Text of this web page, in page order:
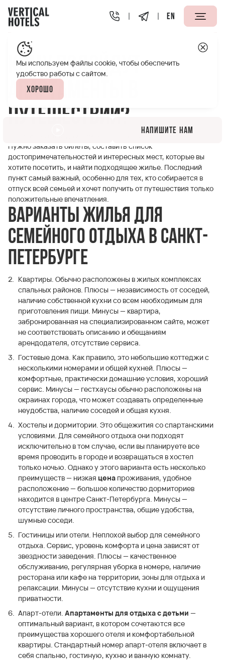
EN
Апарт-отели Vertical Кому
Кому подойдут
апартаменты в
путешествии?
Спланировать отдых самостоятельно довольно просто.
Нужно заказать билеты, составить список
достопримечательностей и интересных мест, которые вы
хотите посетить, и найти подходящее жилье. Последний
пункт самый важный, особенно для тех, кто собирается в
отпуск всей семьей и хочет получить от путешествия только
положительные впечатления.
Варианты жилья для
семейного отдыха в Санкт-
Петербурге
Квартиры. Обычно расположены в жилых комплексах
спальных районов. Плюсы — независимость от соседей,
наличие собственной кухни со всем необходимым для
приготовления пищи. Минусы — квартира,
забронированная на специализированном сайте, может
не соответствовать описанию и обещаниям
арендодателя, отсутствие сервиса.
Гостевые дома. Как правило, это небольшие коттеджи с
несколькими номерами и общей кухней. Плюсы —
комфортные, практически домашние условия, хороший
сервис. Минусы — гестхаусы обычно расположены на
окраинах города, что может создавать определенные
неудобства, наличие соседей и общая кухня.
Хостелы и дормитории. Это общежития со спартанскими
условиями. Для семейного отдыха они подходят
исключительно в том случае, если вы планируете все
время проводить в городе и возвращаться в хостел
только ночью. Однако у этого варианта есть несколько
преимуществ — низкая цена проживания, удобное
расположение — большое количество дормиториев
находится в центре Санкт-Петербурга. Минусы —
отсутствие личного пространства, общие удобства,
шумные соседи.
Гостиницы или отели. Неплохой выбор для семейного
отдыха. Сервис, уровень комфорта и цена зависят от
звездности заведения. Плюсы — качественное
обслуживание, регулярная уборка в номере, наличие
ресторана или кафе на территории, зоны для отдыха и
релаксации. Минусы — отсутствие кухни и ощущения
приватности.
Апарт-отели. Апартаменты для отдыха с детьми —
оптимальный вариант, в котором сочетаются все
преимущества хорошего отеля и комфортабельной
квартиры. Стандартный номер апарт-отеля включает в
себя спальню, гостиную, кухню и ванную комнату.
Мы используем файлы cookie, чтобы обеспечить
удобство работы с сайтом.
Хорошо
Напишите нам